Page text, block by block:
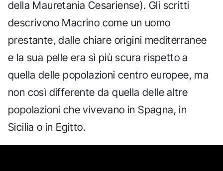
della Mauretania Cesariense). Gli scritti
descrivono Macrino come un uomo
prestante, dalle chiare origini mediterranee
e la sua pelle era sì più scura rispetto a
quella delle popolazioni centro europee, ma
non così differente da quella delle altre
popolazioni che vivevano in Spagna, in
Sicilia o in Egitto.